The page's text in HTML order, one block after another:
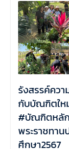
รังสรรค์คว
กับบัณฑิตให
#บัณฑิตหลั
พระราชทา
ศึกษา2567